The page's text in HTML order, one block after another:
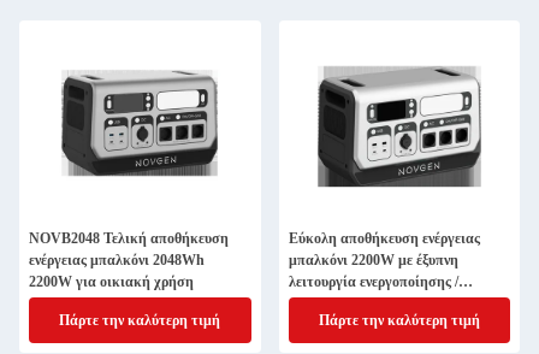
NOVB2048 Τελική αποθήκευση
ενέργειας μπαλκόνι 2048Wh
2200W για οικιακή χρήση
Πάρτε την καλύτερη τιμή
Εύκολη αποθήκευση ενέργειας
μπαλκόνι 2200W με έξυπνη
λειτουργία ενεργοποίησης /
απενεργοποίησης δικτύου
Πάρτε την καλύτερη τιμή